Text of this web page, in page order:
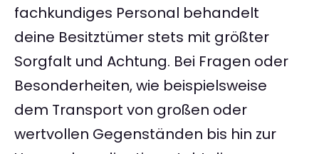
fachkundiges Personal behandelt
deine Besitztümer stets mit größter
Sorgfalt und Achtung. Bei Fragen oder
Besonderheiten, wie beispielsweise
dem Transport von großen oder
wertvollen Gegenständen bis hin zur